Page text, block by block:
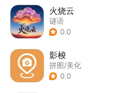
火烧云
谜语
0.0
影梭
拼图/美化
0.0